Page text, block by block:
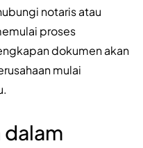
notaris atau
proses
dokumen akan
mulai
dalam